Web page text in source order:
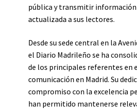
pública y transmitir información
actualizada a sus lectores.
Desde su sede central en la
el Diario Madrileño se ha
de los principales referentes en
comunicación en Madrid. Su
compromiso con la excelencia
han permitido mantenerse